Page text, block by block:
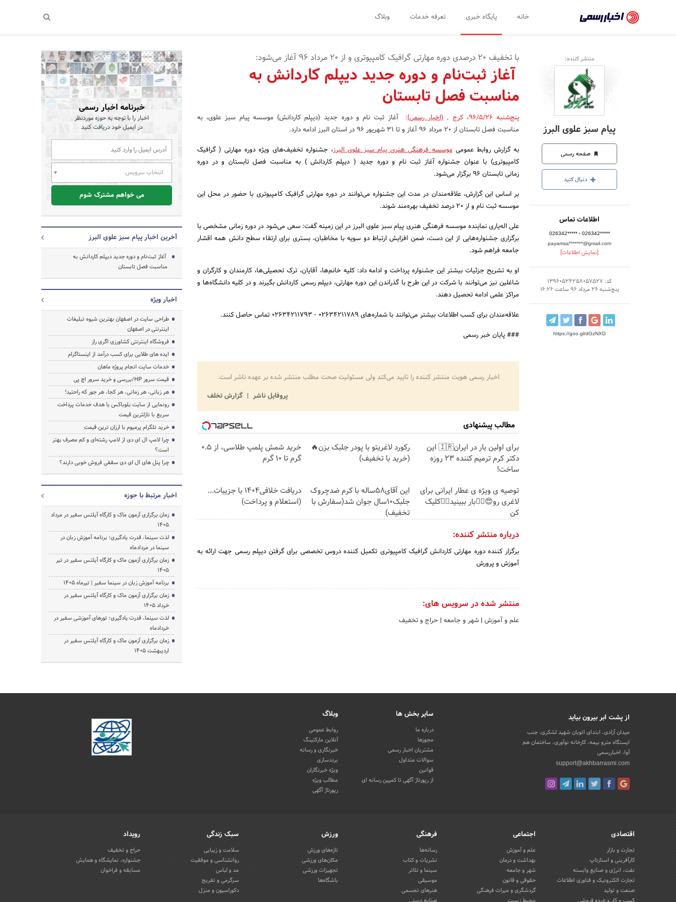
رسمی
-
اخبار
تایید
شده
شرکت‌ها،
سازمان‌ها
و
روابط
عمومی‌ها
خانه پایگاه خبری تعرفه خدمات وبلاگ
جستجو
منتشر کننده:
پیام سبز علوی البرز
صفحه رسمی
دنبال کنید
اطلاعات تماس
026342***** - 026342*****
payamsa*******@gmail.com
[نمایش اطلاعات]
کد: 13960524258057527
پنج‌شنبه 26 مرداد 96 ساعت 16:26
https://goo.gl/dGzNXD
با تخفیف‌ 20 درصدی دوره مهارتی گرافیک کامپیوتری و از 20 مرداد 96 آغاز می‌شود:
آغاز ثبت‌نام و دوره جدید دیپلم کاردانش به
مناسبت فصل تابستان
پنج‌شنبه 96/5/26 ،کرج ,(اخبار رسمی):
آغاز ثبت نام و دوره جدید (دیپلم کاردانش) موسسه پیام سبز علوی، به
مناسبت فصل تابستان از 20 مرداد 96 آغاز و تا 31 شهریور 96 در استان البرز ادامه دارد.
به گزارش روابط عمومیموسسه فرهنگی هنری پیام سبز علوی البرز، جشنواره تخفیف‌های ویژه دوره مهارتی ( گرافیک
کامپیوتری) با عنوان جشنواره آغاز ثبت نام و دوره جدید ( دیپلم کاردانش ) به مناسبت فصل تابستان و در دوره
زمانی تابستان 96 برگزار می‌شود.
بر اساس این گزارش، علاقه‌مندان در مدت این جشنواره می‌توانند در دوره مهارتی گرافیک کامپیوتری با حضور در محل این
موسسه ثبت نام و از 20 درصد تخفیف بهره‌مند شوند.
علی اله‌یاری نماینده موسسه فرهنگی هنری پیام سبز علوی البرز در این زمینه گفت: سعی می‌شود در دوره زمانی مشخصی با
برگزاری جشنواره‌هایی از این دست، ضمن افزایش ارتباط دو سویه با مخاطبان، بستری برای ارتقاء سطح دانش همه اقشار
جامعه فراهم شود.
او به تشریح جزئیات بیشتر این جشنواره پرداخت و ادامه داد: کلیه خانم‌ها، آقایان، ترک تحصیلی‌ها، کارمندان و کارگران و
شاغلین نیز می‌توانند با شرکت در این طرح با گذراندن این دوره مهارتی، دیپلم رسمی کاردانش بگیرند و در کلیه دانشگاه‌ها و
مراکز علمی ادامه تحصیل دهند.
علاقه‌مندان برای کسب اطلاعات بیشتر می‌توانند با شماره‌های 02634211789 - 02634211793 تماس حاصل کنند.
### پایان خبر رسمی
اخبار رسمی هویت منتشر کننده را تایید می‌کند ولی مسئولیت صحت مطلب منتشر شده بر عهده ناشر است.
پروفایل ناشر
گزارش تخلف
مطالب پیشنهادی
برای اولین بار در ایران🇮🇷 این
دکتر کرم ترمیم کننده 23 روزه
ساخت!
رکورد لاغریتو با پودر جلبک بزن🔥
(خرید با تخفیف)
خرید شمش پلمپ طلاسی، از ۰.۵
گرم تا ۱۰ گرم
توصیه ی ویژه ی عطار ایرانی برای
لاغری رو😍✌🏻بار ببینید👈🏻کلیک
کن
این آقای58ساله با کرم ضدچروک
جلبک10سال جوان شد(سفارش با
تخفیف)
دریافت خلافی۱۴۰۴ با جزییات...
(استعلام و پرداخت)
درباره منتشر کننده:
برگزار کننده دوره مهارتی کاردانش گرافیک کامپیوتری تکمیل کننده دروس تخصصی برای گرفتن دیپلم رسمی جهت ارائه به
آموزش و پرورش
منتشر شده در سرویس های:
علم و آموزش | شهر و جامعه | حراج و تخفیف
خبرنامه اخبار رسمی
اخبار را با توجه به حوزه موردنظر
در ایمیل خود دریافت کنید
انتخاب سرویس
می خواهم مشترک شوم
آخرین اخبار پیام سبز علوی البرز
آغاز ثبت‌نام و دوره جدید دیپلم کاردانش به
مناسبت فصل تابستان
اخبار ویژه
طراحی سایت در اصفهان بهترین شیوه تبلیغات
اینترنتی در اصفهان
فروشگاه اینترنتی کشاورزی اگری راز
ایده های طلایی برای کسب درآمد از اینستاگرام
خدمات سایت انجام پروژه ماهان
قیمت سرور HP/بررسی و خرید سرور اچ پی
هر زبانی، هر زمانی، هر کجا، هر جور که راحتید!
رونمایی از سایت بلوباکس با هدف خدمات پرداخت
سریع با نازلترین قیمت
خرید تلگرام پرمیوم با ارزان ترین قیمت
چرا لامپ ال ای دی از لامپ رشته‌ای و کم مصرف بهتر
است؟
چرا پنل های ال ای دی سقفی فروش خوبی دارند؟
اخبار مرتبط با حوزه
زمان برگزاری آزمون ماک و کارگاه آیلتس سفیر در مرداد
1405
لذت سینما، قدرت یادگیری؛ برنامه آموزش زبان در
سینما در مردادماه
زمان برگزاری آزمون ماک و کارگاه آیلتس سفیر در تیر
1405
برنامه آموزش زبان در سینما سفیر | تیرماه ۱۴۰۵
زمان برگزاری آزمون ماک و کارگاه آیلتس سفیر در
خرداد 1405
لذت سینما، قدرت یادگیری؛ تورهای آموزشی سفیر در
خردادماه
زمان برگزاری آزمون ماک و کارگاه آیلتس سفیر در
اردیبهشت 1405
از پشت ابر بیرون بیاید
میدان آزادی، ابتدای اتوبان شهید لشکری، جنب
ایستگاه مترو بیمه، کارخانه نوآوری، ساختمان هم
آوا، اخباررسمی
support@akhbarrasmi.com
سایر بخش ها
درباره ما
مجوزها
مشتریان اخبار رسمی
سوالات متداول
قوانین
از رپورتاژ آگهی تا کمپین رسانه ای
وبلاگ
روابط عمومی
آنلاین مارکتینگ
خبرنگاری و رسانه
برندسازی
ویژه خبرنگاران
مطالب ویژه
رپورتاژ آگهی
اقتصادی
تجارت و بازار
کارآفرینی و استارتاپ
نفت، انرژی و صنایع وابسته
تجارت الکترونیک و فناوری اطلاعات
صنعت و تولید
اجتماعی
علم و آموزش
بهداشت و درمان
شهر و جامعه
حقوقی و قانون
گردشگری و میراث فرهنگی
فرهنگی
رسانه‌ها
نشریات و کتاب
سینما و تئاتر
موسیقی
هنرهای تجسمی
ورزش
تازه‌های ورزش
مکان‌های ورزشی
تجهیزات ورزشی
باشگاه‌ها
سبک زندگی
سلامت و زیبایی
روانشناسی و موفقیت
مد و لباس
سرگرمی و تفریح
دکوراسیون و منزل
رویداد
حراج و تخفیف
جشنواره، نمایشگاه و همایش
مسابقه و فراخوان